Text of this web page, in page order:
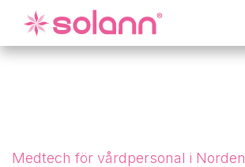
Hoppa till innehåll
Medtech för vårdpersonal i Norden